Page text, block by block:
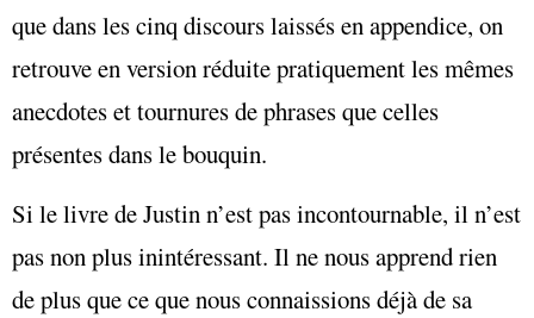
que dans les cinq discours laissés en appendice, on
retrouve en version réduite pratiquement les mêmes
anecdotes et tournures de phrases que celles
présentes dans le bouquin.
Si le livre de Justin n’est pas incontournable, il n’est
pas non plus inintéressant. Il ne nous apprend rien
de plus que ce que nous connaissions déjà de sa